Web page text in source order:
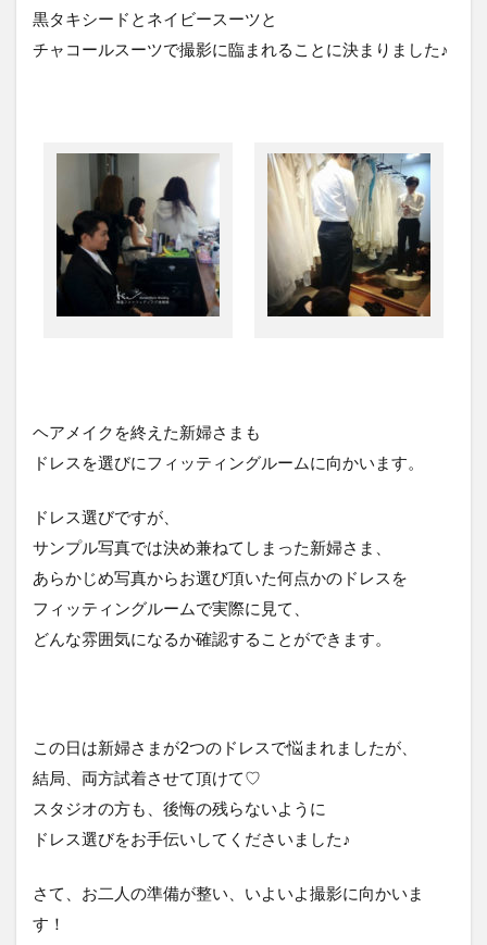
黒タキシードとネイビースーツと
チャコールスーツで撮影に臨まれることに決まりました♪
ヘアメイクを終えた新婦さまも
ドレスを選びにフィッティングルームに向かいます。
ドレス選びですが、
サンプル写真では決め兼ねてしまった新婦さま、
あらかじめ写真からお選び頂いた何点かのドレスを
フィッティングルームで実際に見て、
どんな雰囲気になるか確認することができます。
この日は新婦さまが2つのドレスで悩まれましたが、
結局、両方試着させて頂けて♡
スタジオの方も、後悔の残らないように
ドレス選びをお手伝いしてくださいました♪
さて、お二人の準備が整い、いよいよ撮影に向かいま
す！